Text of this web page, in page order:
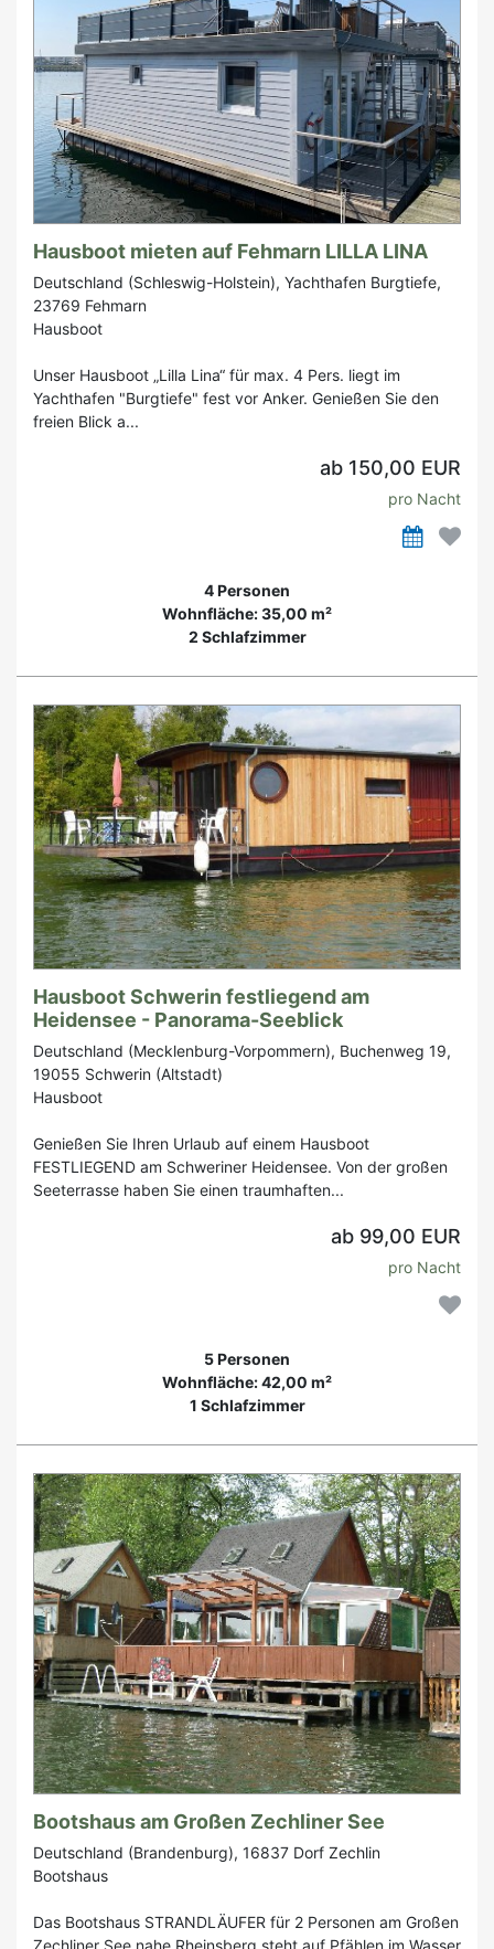
Hausboot mieten auf Fehmarn LILLA LINA
Deutschland (Schleswig-Holstein), Yachthafen Burgtiefe,
23769 Fehmarn
Hausboot
Unser Hausboot „Lilla Lina“ für max. 4 Pers. liegt im
Yachthafen "Burgtiefe" fest vor Anker. Genießen Sie den
freien Blick a...
ab 150,00 EUR
pro Nacht
4 Personen
Wohnfläche: 35,00 m²
2 Schlafzimmer
Hausboot Schwerin festliegend am
Heidensee - Panorama-Seeblick
Deutschland (Mecklenburg-Vorpommern), Buchenweg 19,
19055 Schwerin (Altstadt)
Hausboot
Genießen Sie Ihren Urlaub auf einem Hausboot
FESTLIEGEND am Schweriner Heidensee. Von der großen
Seeterrasse haben Sie einen traumhaften...
ab 99,00 EUR
pro Nacht
5 Personen
Wohnfläche: 42,00 m²
1 Schlafzimmer
Bootshaus am Großen Zechliner See
Deutschland (Brandenburg), 16837 Dorf Zechlin
Bootshaus
Das Bootshaus STRANDLÄUFER für 2 Personen am Großen